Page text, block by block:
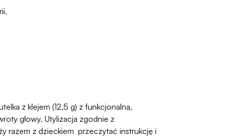
z klejem (12,5 g) z funkcjonalną,
głowy. Utylizacja zgodnie z
razem z dzieckiem przeczytać instrukcję i